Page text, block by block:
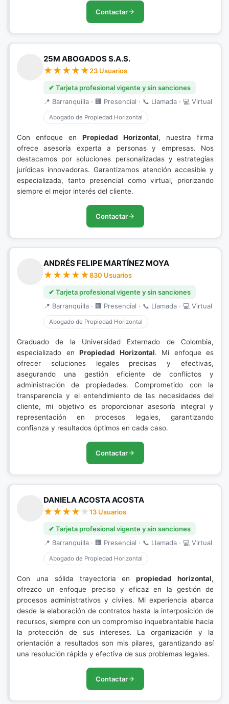
Contactar
25M ABOGADOS S.A.S.
23 Usuarios
✔ Tarjeta profesional vigente y sin sanciones
📍 Barranquilla · 🏢 Presencial · 📞 Llamada · 💻 Virtual
Abogado de Propiedad Horizontal
Con enfoque en Propiedad Horizontal, nuestra firma
ofrece asesoría experta a personas y empresas. Nos
destacamos por soluciones personalizadas y estrategias
jurídicas innovadoras. Garantizamos atención accesible y
especializada, tanto presencial como virtual, priorizando
siempre el mejor interés del cliente.
Contactar
ANDRÉS FELIPE MARTÍNEZ MOYA
830 Usuarios
✔ Tarjeta profesional vigente y sin sanciones
📍 Barranquilla · 🏢 Presencial · 📞 Llamada · 💻 Virtual
Abogado de Propiedad Horizontal
Graduado de la Universidad Externado de Colombia,
especializado en Propiedad Horizontal. Mi enfoque es
ofrecer soluciones legales precisas y efectivas,
asegurando una gestión eficiente de conflictos y
administración de propiedades. Comprometido con la
transparencia y el entendimiento de las necesidades del
cliente, mi objetivo es proporcionar asesoría integral y
representación en procesos legales, garantizando
confianza y resultados óptimos en cada caso.
Contactar
DANIELA ACOSTA ACOSTA
13 Usuarios
✔ Tarjeta profesional vigente y sin sanciones
📍 Barranquilla · 🏢 Presencial · 📞 Llamada · 💻 Virtual
Abogado de Propiedad Horizontal
Con una sólida trayectoria enpropiedad horizontal,
ofrezco un enfoque preciso y eficaz en la gestión de
procesos administrativos y civiles. Mi experiencia abarca
desde la elaboración de contratos hasta la interposición de
recursos, siempre con un compromiso inquebrantable hacia
la protección de sus intereses. La organización y la
orientación a resultados son mis pilares, garantizando así
una resolución rápida y efectiva de sus problemas legales.
Contactar